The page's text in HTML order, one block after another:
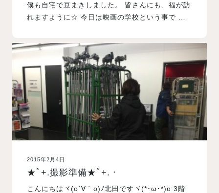
僕も自宅で豆まきしました。 皆さんにも、福が訪
れますように☆ 今日は映画の学校という事で …
2015年2月4日
★ﾟ+.撮影準備★ﾟ+.・
こんにちはヾ(o´∀｀o)ﾉ北田ですヾ(*･ω･*)o 3階